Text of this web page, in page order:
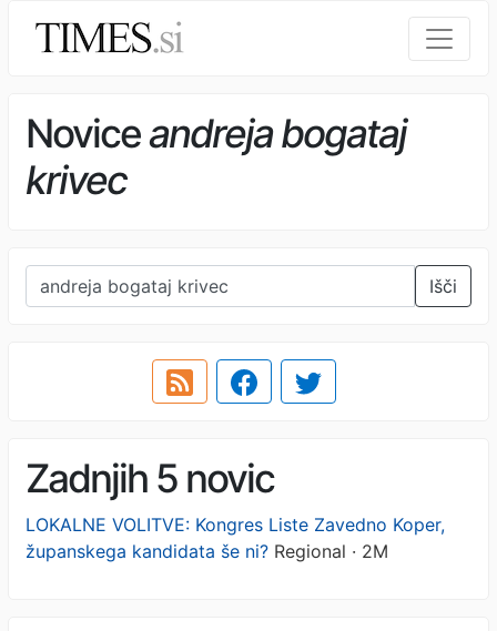
Noviceandreja bogataj
krivec
Išči
Zadnjih 5 novic
LOKALNE VOLITVE: Kongres Liste Zavedno Koper,
županskega kandidata še ni? Regional · 2M